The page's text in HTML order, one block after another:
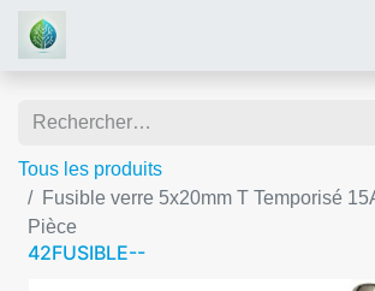
Tous les produits
Fusible verre 5x20mm T Temporisé
Pièce
42FUSIBLE--